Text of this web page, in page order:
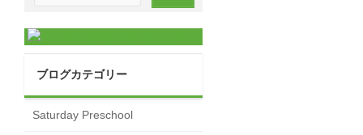
ブログカテゴリー
Saturday Preschool